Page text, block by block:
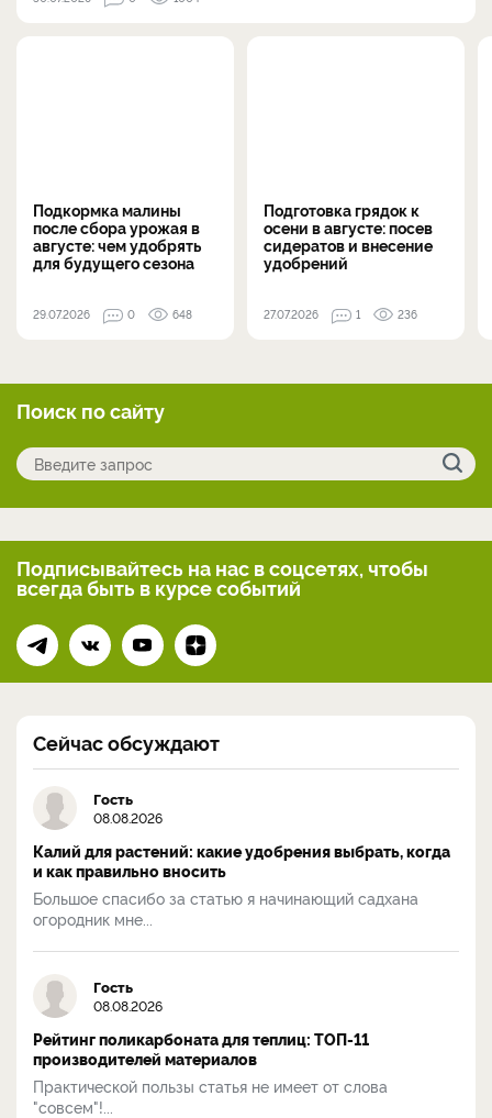
Подкормка малины
после сбора урожая в
августе: чем удобрять
для будущего сезона
29.07.2026 0 648
Подготовка грядок к
осени в августе: посев
сидератов и внесение
удобрений
27.07.2026 1 236
Поиск по сайту
Подписывайтесь на нас в соцсетях, чтобы
всегдабыть в курсе событий
Сейчас обсуждают
Гость
08.08.2026
Калий для растений: какие удобрения выбрать, когда
и как правильно вносить
Большое спасибо за статью я начинающий садхана
огородник мне...
Гость
08.08.2026
Рейтинг поликарбоната для теплиц: ТОП-11
производителей материалов
Практической пользы статья не имеет от слова
"совсем"!...